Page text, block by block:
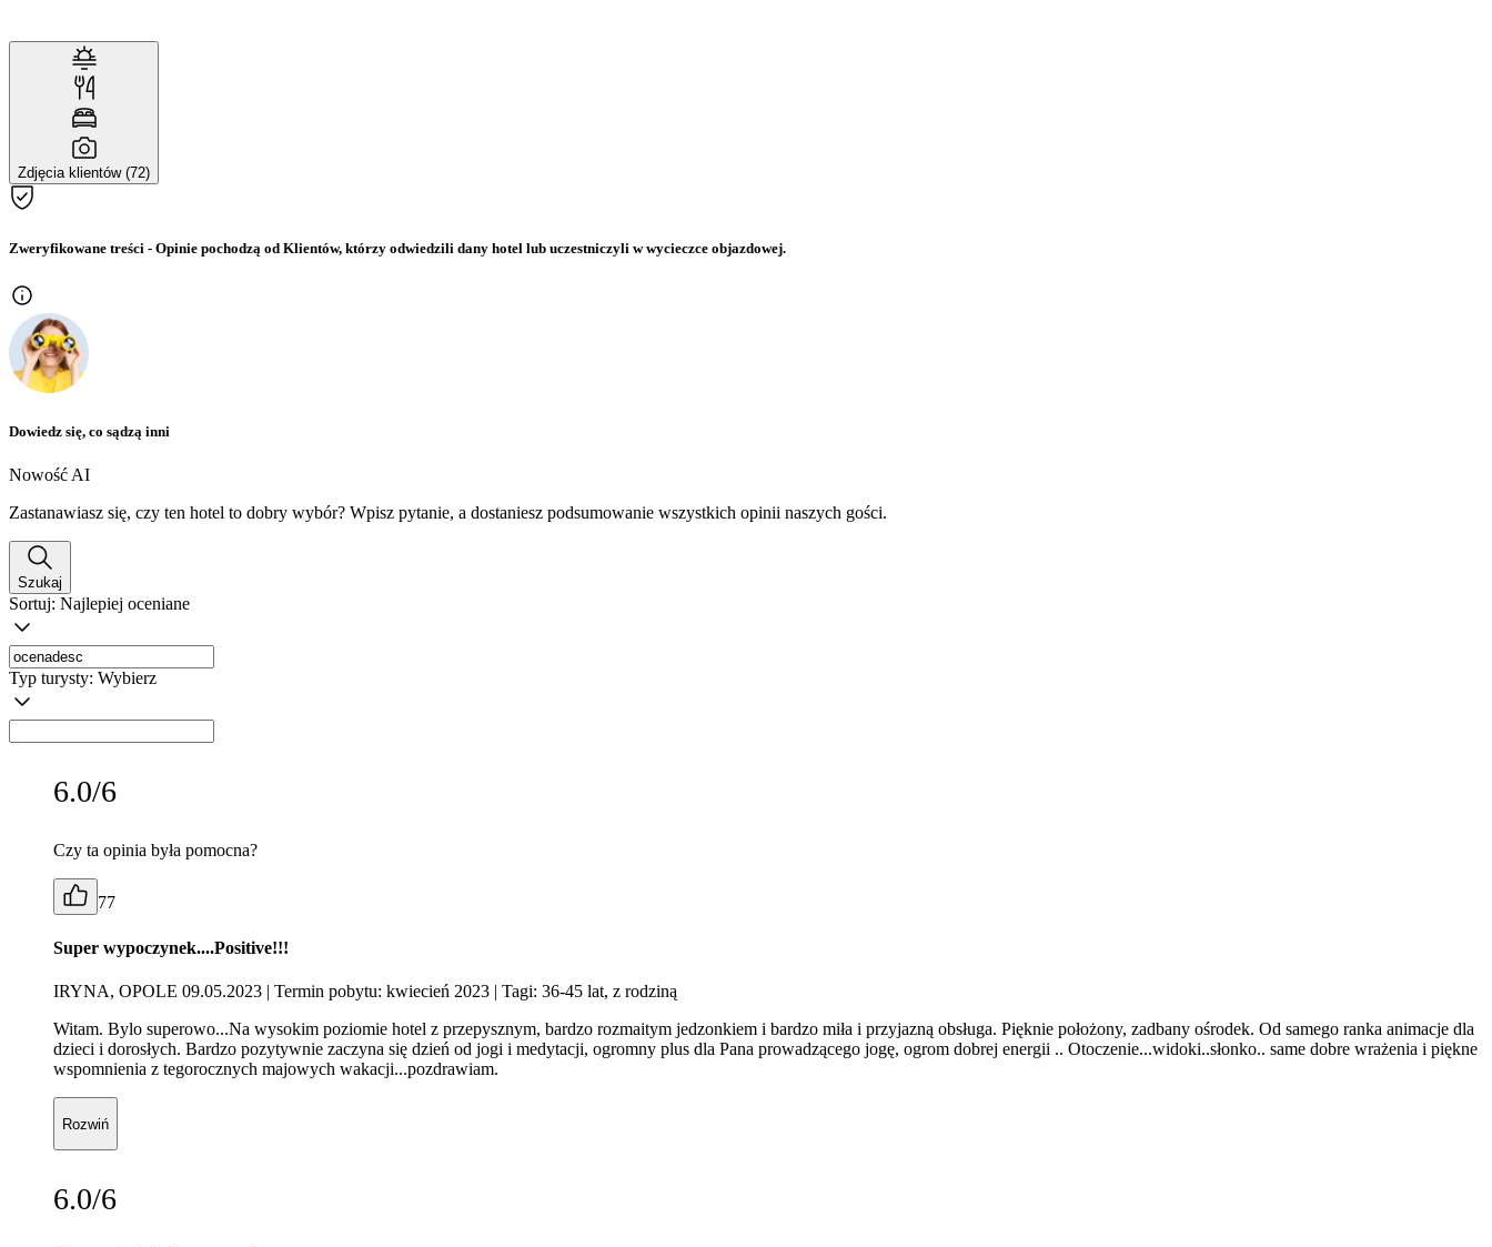
Zdjęcia klientów (72)
Zweryfikowane treści - Opinie pochodzą od Klientów, którzy odwiedzili dany hotel lub uczestniczyli w wycieczce objazdowej.
Dowiedz się, co sądzą inni
Nowość AI
Zastanawiasz się, czy ten hotel to dobry wybór? Wpisz pytanie, a dostaniesz podsumowanie wszystkich opinii naszych gości.
Szukaj
Sortuj: Najlepiej oceniane
Typ turysty: Wybierz
6.0/6
Czy ta opinia była pomocna?
77
Super wypoczynek....Positive!!!
IRYNA, OPOLE 09.05.2023 | Termin pobytu: kwiecień 2023 | Tagi: 36-45 lat, z rodziną
Witam. Bylo superowo...Na wysokim poziomie hotel z przepysznym, bardzo rozmaitym jedzonkiem i bardzo miła i przyjazną obsługa. Pięknie położony, zadbany ośrodek. Od samego ranka animacje dla
dzieci i dorosłych. Bardzo pozytywnie zaczyna się dzień od jogi i medytacji, ogromny plus dla Pana prowadzącego jogę, ogrom dobrej energii .. Otoczenie...widoki..słonko.. same dobre wrażenia i piękne
wspomnienia z tegorocznych majowych wakacji...pozdrawiam.
Rozwiń
6.0/6